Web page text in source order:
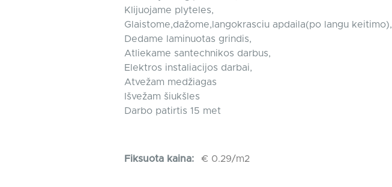
Klijuojame plyteles,
Glaistome,dažome,langokrasciu apdaila(po langu keitimo),
Dedame laminuotas grindis,
Atliekame santechnikos darbus,
Elektros instaliacijos darbai,
Atvežam medžiagas
Išvežam šiukšles
Darbo patirtis 15 met
Fiksuota kaina: € 0.29/m2